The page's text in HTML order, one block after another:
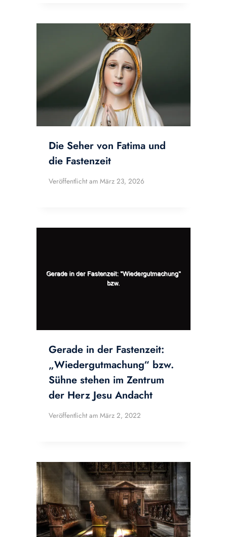
Die Seher von Fatima und
die Fastenzeit
Veröffentlicht am März 23, 2026
Gerade in der Fastenzeit:
„Wiedergutmachung“ bzw.
Sühne stehen im Zentrum
der Herz Jesu Andacht
Veröffentlicht am März 2, 2022